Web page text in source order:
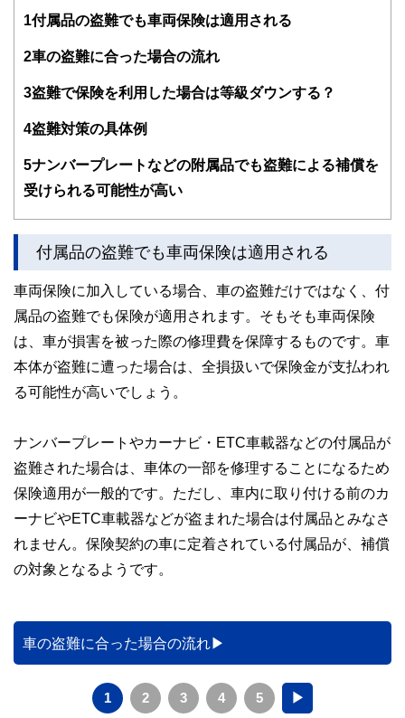
得者を中心に「お金や暮らし」に関する書籍・雑誌の編集経
験者で構成され、企画立案から記事掲載まですべての工程に
護士、税理士、宅地建物取引士、相続診断士、住宅ローンア
士、行政書士、投資アナリスト、キャリアコンサルタントな
かしく感じられる年金や税金、相続、保険、ローンなどの話
執筆者・監修者による執筆体制を築くことで、内容のわかり
な情報発信を実現しています。
私たちは、快適でより良い生活のアイデアを提供するお金の
コンシェルジュを目指します。
1 付属品の盗難でも車両保険は適用される
2車の盗難に合った場合の流れ
3盗難で保険を利用した場合は等級ダウンする？
4盗難対策の具体例
5ナンバープレートなどの附属品でも盗難による補償を
受けられる可能性が高い
付属品の盗難でも車両保険は適用される
車両保険に加入している場合、車の盗難だけではなく、付
属品の盗難でも保険が適用されます。そもそも車両保険
は、車が損害を被った際の修理費を保障するものです。車
本体が盗難に遭った場合は、全損扱いで保険金が支払われ
る可能性が高いでしょう。
ナンバープレートやカーナビ・ETC車載器などの付属品が
盗難された場合は、車体の一部を修理することになるため
保険適用が一般的です。ただし、車内に取り付ける前のカ
ーナビやETC車載器などが盗まれた場合は付属品とみなさ
れません。保険契約の車に定着されている付属品が、補償
の対象となるようです。
車の盗難に合った場合の流れ
1 2 3 4 5 ▶